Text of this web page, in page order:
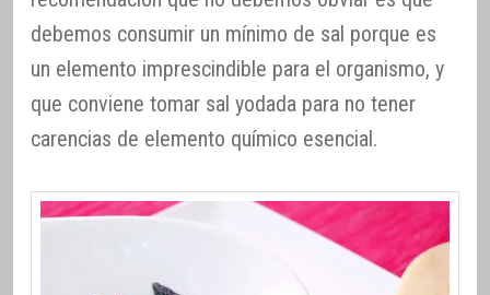
debemos consumir un mínimo de sal porque es
un elemento imprescindible para el organismo, y
que conviene tomar sal yodada para no tener
carencias de elemento químico esencial.